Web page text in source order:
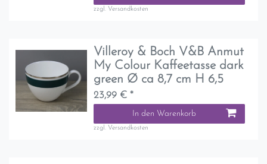
zzgl. Versandkosten
Villeroy & Boch V&B Anmut
My Colour Kaffeetasse dark
green Ø ca 8,7 cm H 6,5
23,99 € *
In den Warenkorb
zzgl. Versandkosten